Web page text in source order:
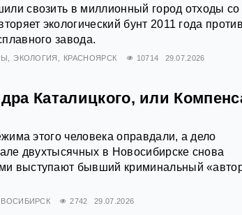
свозить в миллионный город отходы со
экологический бунт 2011 года против
завода.
ЭКОЛОГИЯ КРАСНОЯРСК 10714 29.07.2026
Каталицкого, или
этого человека оправдали, а дело
двухтысячных в Новосибирске снова
выступают бывший криминальный
2742 29.07.2026